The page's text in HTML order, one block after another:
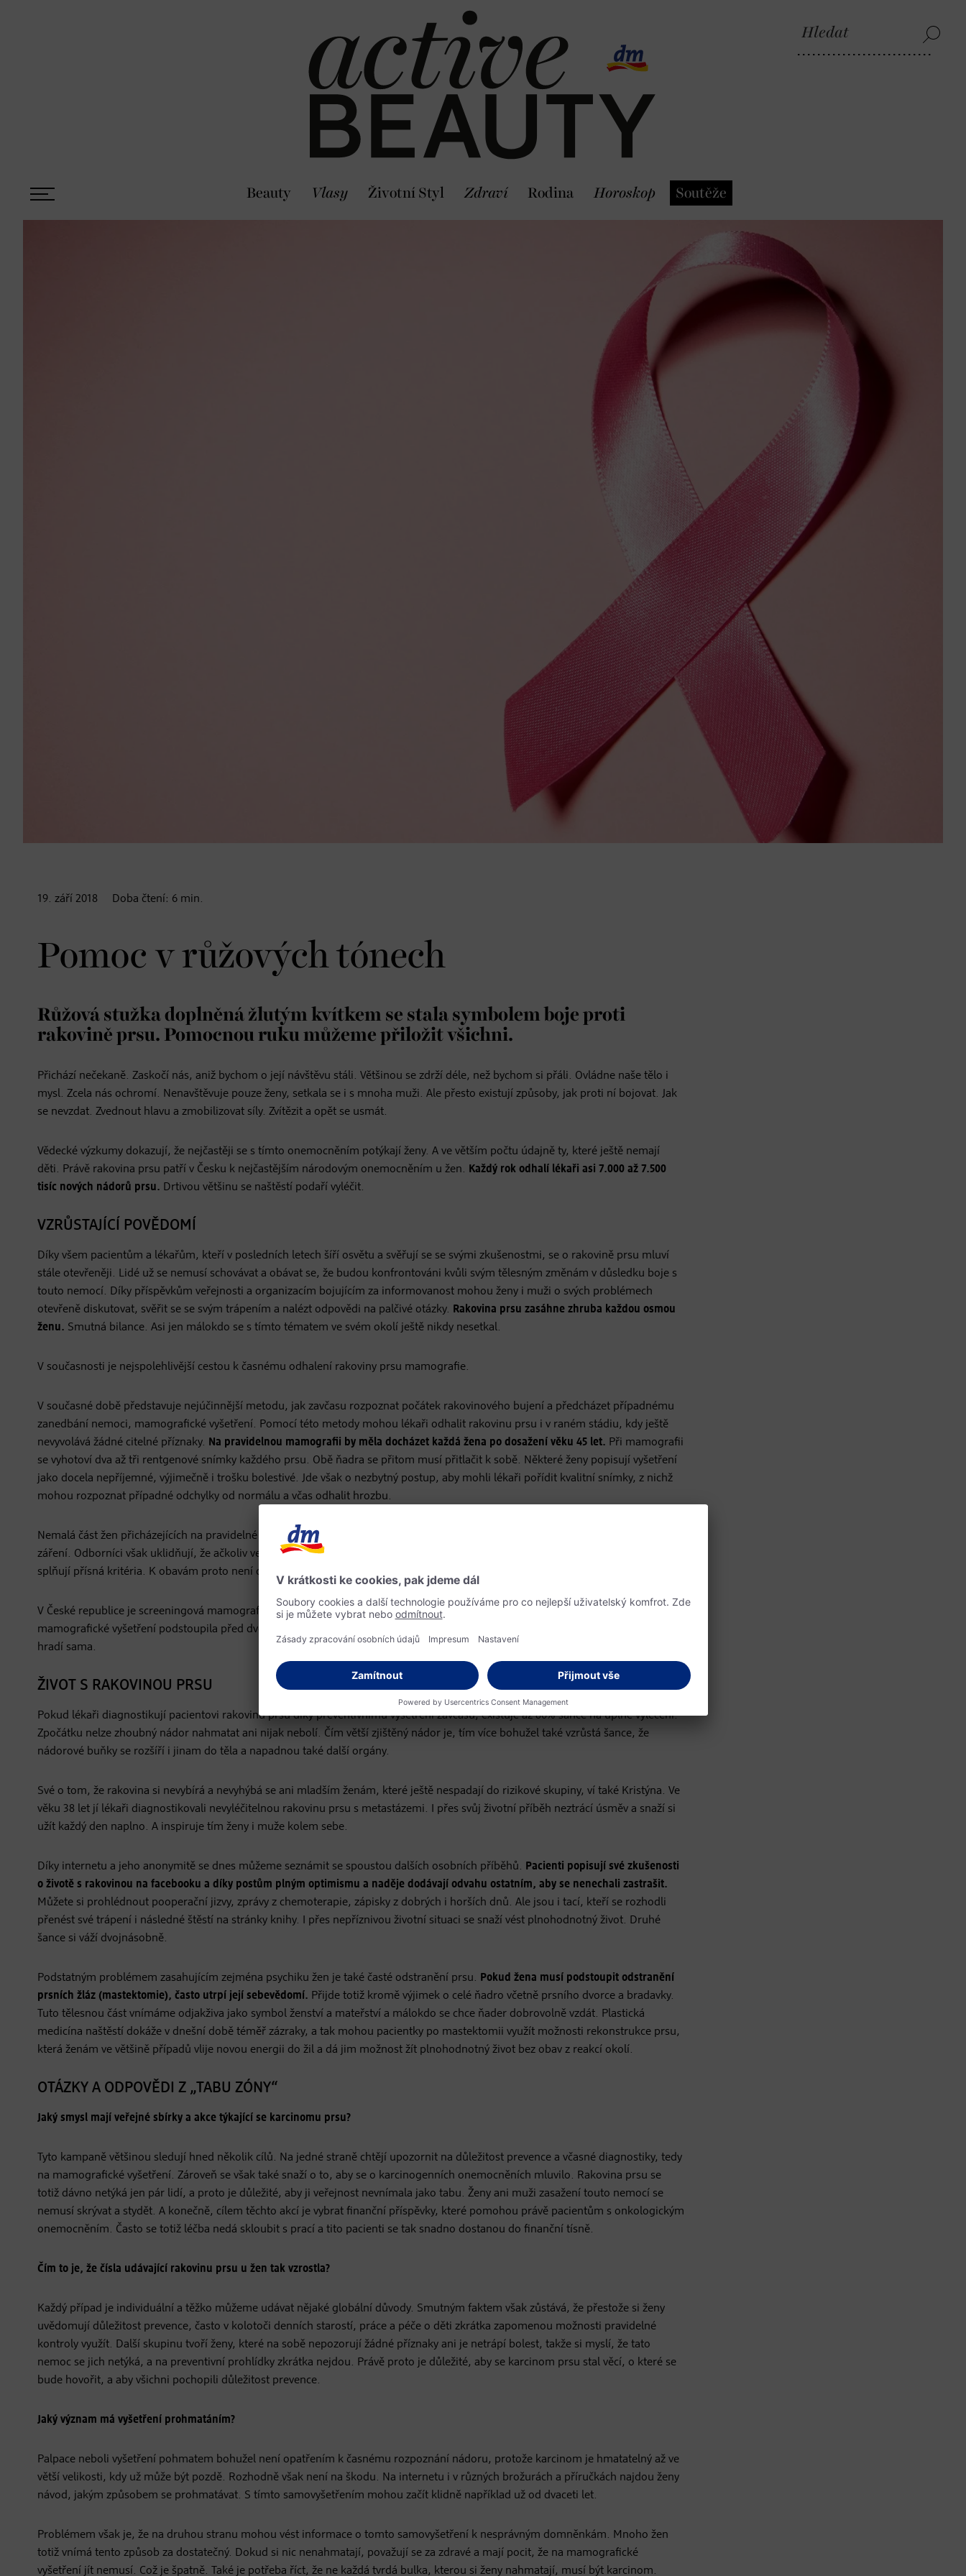
Beauty Vlasy Životní Styl Zdraví Rodina Horoskop Soutěže
19. září 2018 Doba čtení: 6 min.
Pomoc v růžových tónech
Růžová stužka doplněná žlutým kvítkem se stala symbolem boje proti
rakovině prsu. Pomocnou ruku můžeme přiložit všichni.
Přichází nečekaně. Zaskočí nás, aniž bychom o její návštěvu stáli. Většinou se zdrží déle, než bychom si přáli. Ovládne naše tělo i
mysl. Zcela nás ochromí. Nenavštěvuje pouze ženy, setkala se i s mnoha muži. Ale přesto existují způsoby, jak proti ní bojovat. Jak
se nevzdat. Zvednout hlavu a zmobilizovat síly. Zvítězit a opět se usmát.
Vědecké výzkumy dokazují, že nejčastěji se s tímto onemocněním potýkají ženy. A ve větším počtu údajně ty, které ještě nemají
děti. Právě rakovina prsu patří v Česku k nejčastějším národovým onemocněním u žen. Každý rok odhalí lékaři asi 7.000 až 7.500
tisíc nových nádorů prsu. Drtivou většinu se naštěstí podaří vyléčit.
VZRŮSTAJÍCÍ POVĚDOMÍ
Díky všem pacientům a lékařům, kteří v posledních letech šíří osvětu a svěřují se se svými zkušenostmi, se o rakovině prsu mluví
stále otevřeněji. Lidé už se nemusí schovávat a obávat se, že budou konfrontováni kvůli svým tělesným změnám v důsledku boje s
touto nemocí. Díky příspěvkům veřejnosti a organizacím bojujícím za informovanost mohou ženy i muži o svých problémech
otevřeně diskutovat, svěřit se se svým trápením a nalézt odpovědi na palčivé otázky. Rakovina prsu zasáhne zhruba každou osmou
ženu. Smutná bilance. Asi jen málokdo se s tímto tématem ve svém okolí ještě nikdy nesetkal.
V současnosti je nejspolehlivější cestou k časnému odhalení rakoviny prsu mamografie.
V současné době představuje nejúčinnější metodu, jak zavčasu rozpoznat počátek rakovinového bujení a předcházet případnému
zanedbání nemoci, mamografické vyšetření. Pomocí této metody mohou lékaři odhalit rakovinu prsu i v raném stádiu, kdy ještě
nevyvolává žádné citelné příznaky. Na pravidelnou mamografii by měla docházet každá žena po dosažení věku 45 let. Při mamografii
se vyhotoví dva až tři rentgenové snímky každého prsu. Obě ňadra se přitom musí přitlačit k sobě. Některé ženy popisují vyšetření
jako docela nepříjemné, výjimečně i trošku bolestivé. Jde však o nezbytný postup, aby mohli lékaři pořídit kvalitní snímky, z nichž
mohou rozpoznat případné odchylky od normálu a včas odhalit hrozbu.
Nemalá část žen přicházejících na pravidelné mamografické vyšetření se také obává škodlivých vlivů a následků rentgenového
záření. Odborníci však uklidňují, že ačkoliv ve společnosti kolují všelijaké fámy, používají se v Česku vysoce moderní přístroje, které
splňují přísná kritéria. K obavám proto není důvod a podstoupit vyšetření se rozhodně vyplatí.
V České republice je screeningová mamografie také hrazena ze zdravotního pojištění. Stačí, aby žena byla starší 45 let a poslední
mamografické vyšetření podstoupila před dvěma a více roky. Určitě je možné i častější nebo dřívější vyšetření, pak si jej ale žena
hradí sama.
ŽIVOT S RAKOVINOU PRSU
Pokud lékaři diagnostikují pacientovi rakovinu prsu díky preventivnímu vyšetření zavčasu, existuje až 80% šance na úplné vyléčení.
Zpočátku nelze zhoubný nádor nahmatat ani nijak nebolí. Čím větší zjištěný nádor je, tím více bohužel také vzrůstá šance, že
nádorové buňky se rozšíří i jinam do těla a napadnou také další orgány.
Své o tom, že rakovina si nevybírá a nevyhýbá se ani mladším ženám, které ještě nespadají do rizikové skupiny, ví také Kristýna. Ve
věku 38 let jí lékaři diagnostikovali nevyléčitelnou rakovinu prsu s metastázemi. I přes svůj životní příběh neztrácí úsměv a snaží si
užít každý den naplno. A inspiruje tím ženy i muže kolem sebe.
Díky internetu a jeho anonymitě se dnes můžeme seznámit se spoustou dalších osobních příběhů. Pacienti popisují své zkušenosti
o životě s rakovinou na facebooku a díky postům plným optimismu a naděje dodávají odvahu ostatním, aby se nenechali zastrašit.
Můžete si prohlédnout pooperační jizvy, zprávy z chemoterapie, zápisky z dobrých i horších dnů. Ale jsou i tací, kteří se rozhodli
přenést své trápení i následné štěstí na stránky knihy. I přes nepříznivou životní situaci se snaží vést plnohodnotný život. Druhé
šance si váží dvojnásobně.
Podstatným problémem zasahujícím zejména psychiku žen je také časté odstranění prsu. Pokud žena musí podstoupit odstranění
prsních žláz (mastektomie), často utrpí její sebevědomí. Přijde totiž kromě výjimek o celé ňadro včetně prsního dvorce a bradavky.
Tuto tělesnou část vnímáme odjakživa jako symbol ženství a mateřství a málokdo se chce ňader dobrovolně vzdát. Plastická
medicína naštěstí dokáže v dnešní době téměř zázraky, a tak mohou pacientky po mastektomii využít možnosti rekonstrukce prsu,
která ženám ve většině případů vlije novou energii do žil a dá jim možnost žít plnohodnotný život bez obav z reakcí okolí.
OTÁZKY A ODPOVĚDI Z „TABU ZÓNY“
Jaký smysl mají veřejné sbírky a akce týkající se karcinomu prsu?
Tyto kampaně většinou sledují hned několik cílů. Na jedné straně chtějí upozornit na důležitost prevence a včasné diagnostiky, tedy
na mamografické vyšetření. Zároveň se však také snaží o to, aby se o karcinogenních onemocněních mluvilo. Rakovina prsu se
totiž dávno netýká jen pár lidí, a proto je důležité, aby ji veřejnost nevnímala jako tabu. Ženy ani muži zasažení touto nemocí se
nemusí skrývat a stydět. A konečně, cílem těchto akcí je vybrat finanční příspěvky, které pomohou právě pacientům s onkologickým
onemocněním. Často se totiž léčba nedá skloubit s prací a tito pacienti se tak snadno dostanou do finanční tísně.
Čím to je, že čísla udávající rakovinu prsu u žen tak vzrostla?
Každý případ je individuální a těžko můžeme udávat nějaké globální důvody. Smutným faktem však zůstává, že přestože si ženy
uvědomují důležitost prevence, často v kolotoči denních starostí, práce a péče o děti zkrátka zapomenou možnosti pravidelné
kontroly využít. Další skupinu tvoří ženy, které na sobě nepozorují žádné příznaky ani je netrápí bolest, takže si myslí, že tato
nemoc se jich netýká, a na preventivní prohlídky zkrátka nejdou. Právě proto je důležité, aby se karcinom prsu stal věcí, o které se
bude hovořit, a aby všichni pochopili důležitost prevence.
Jaký význam má vyšetření prohmatáním?
Palpace neboli vyšetření pohmatem bohužel není opatřením k časnému rozpoznání nádoru, protože karcinom je hmatatelný až ve
větší velikosti, kdy už může být pozdě. Rozhodně však není na škodu. Na internetu i v různých brožurách a příručkách najdou ženy
návod, jakým způsobem se prohmatávat. S tímto samovyšetřením mohou začít klidně například už od dvaceti let.
Problémem však je, že na druhou stranu mohou vést informace o tomto samovyšetření k nesprávným domněnkám. Mnoho žen
totiž vnímá tento způsob za dostatečný. Dokud si nic nenahmatají, považují se za zdravé a mají pocit, že na mamografické
vyšetření jít nemusí. Což je špatně. Také je potřeba říct, že ne každá tvrdá bulka, kterou si ženy nahmatají, musí být karcinom.